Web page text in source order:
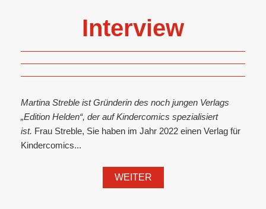
Interview
Martina Streble ist Gründerin des noch jungen Verlags
„Edition Helden“, der auf Kindercomics spezialisiert
ist. Frau Streble, Sie haben im Jahr 2022 einen Verlag für
Kindercomics...
WEITER